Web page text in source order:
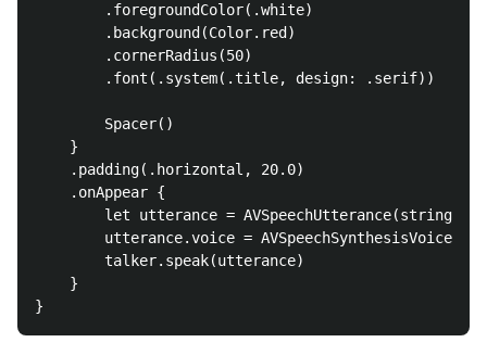
        .foregroundColor(.white)
        .background(Color.red)
        .cornerRadius(50)
        .font(.system(.title, design: .serif))
        Spacer()
    }
    .padding(.horizontal, 20.0)
    .onAppear {
let utterance = AVSpeechUtterance(string: "契
utterance.voice =
        talker.speak(utterance)
    }